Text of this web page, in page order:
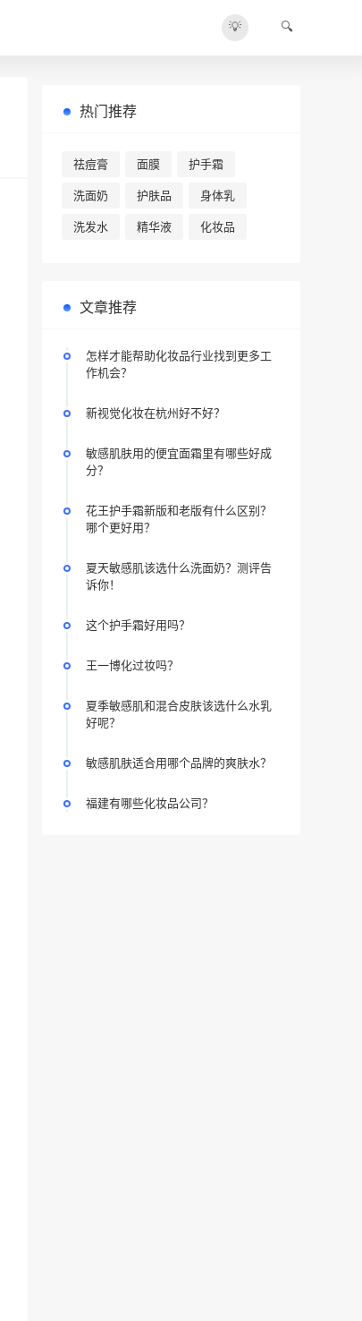
💡 🔍
热门推荐
祛痘膏 面膜 护手霜
洗面奶 护肤品 身体乳
洗发水 精华液 化妆品
文章推荐
怎样才能帮助化妆品行业找到更多工
作机会？
新视觉化妆在杭州好不好？
敏感肌肤用的便宜面霜里有哪些好成
分？
花王护手霜新版和老版有什么区别？
哪个更好用？
夏天敏感肌该选什么洗面奶？测评告
诉你！
这个护手霜好用吗？
王一博化过妆吗？
夏季敏感肌和混合皮肤该选什么水乳
好呢？
敏感肌肤适合用哪个品牌的爽肤水？
福建有哪些化妆品公司？